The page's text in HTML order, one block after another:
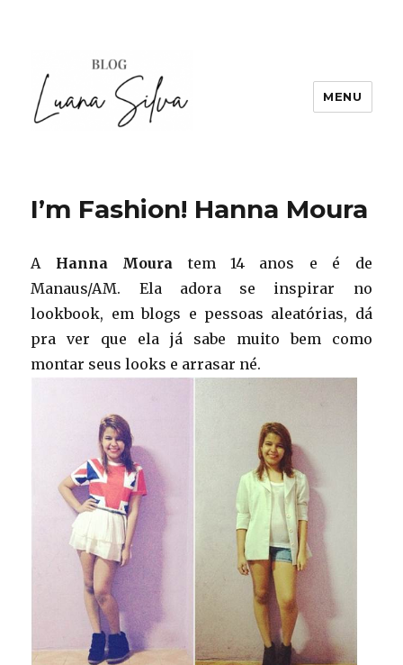
MENU
I’m Fashion! Hanna Moura
A Hanna Moura tem 14 anos e é de
Manaus/AM. Ela adora se inspirar no
lookbook, em blogs e pessoas aleatórias, dá
pra ver que ela já sabe muito bem como
montar seus looks e arrasar né.